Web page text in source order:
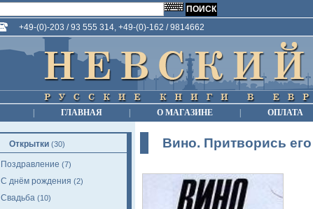
+49-(0)-203 / 93 555 314, +49-(0)-162 / 9814662
ГЛАВНАЯ О МАГАЗИНЕ ОПЛАТА
Открытки (30)
Поздравление (7)
С днём рождения (2)
Свадьба (10)
Вино. Притворись его